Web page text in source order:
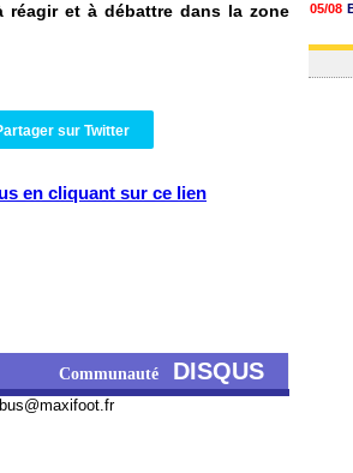
et à débattre dans la zone
sur Twitter
en cliquant sur ce lien
Communauté DISQUS
05/08
03/08